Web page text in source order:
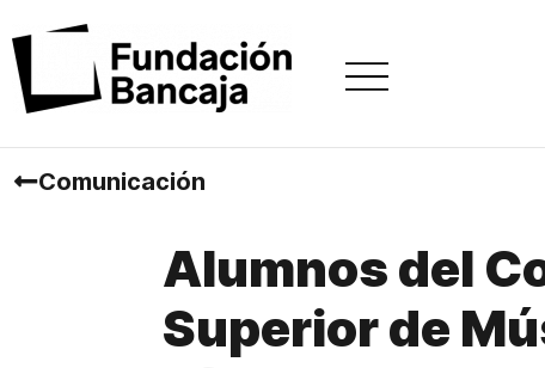
Comunicación
Alumnos del
Superior de